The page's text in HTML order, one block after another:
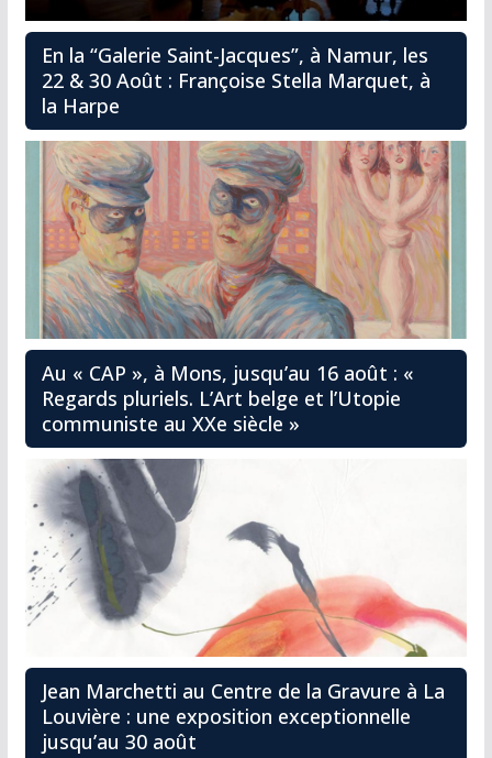
En la “Galerie Saint-Jacques”, à Namur, les
22 & 30 Août : Françoise Stella Marquet, à
la Harpe
Au « CAP », à Mons, jusqu’au 16 août : «
Regards pluriels. L’Art belge et l’Utopie
communiste au XXe siècle »
Jean Marchetti au Centre de la Gravure à La
Louvière : une exposition exceptionnelle
jusqu’au 30 août